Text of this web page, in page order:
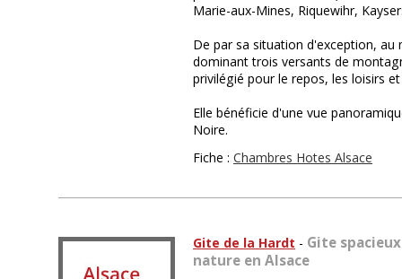
Marie-aux-Mines, Riquewihr,
De par sa situation d'exception, au
dominant trois versants de
privilégié pour le repos, les loisirs
Elle bénéficie d'une vue
Noire.
Fiche : Chambres Hotes Alsace
Gite de la Hardt - Gite
nature en Alsace